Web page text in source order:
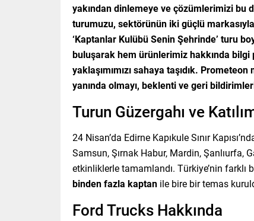
yakından dinlemeye ve çözümlerimizi bu
turumuzu, sektörünün iki güçlü
‘Kaptanlar Kulübü Senin Şehrinde’ turu
buluşarak hem ürünlerimiz hakkında bilgi
yaklaşımımızı sahaya taşıdık.
yanında olmayı, beklenti ve geri
Turun Güzergahı ve
24 Nisan’da Edirne Kapıkule Sınır
Samsun, Şırnak Habur, Mardin, Şanlıurfa,
etkinliklerle tamamlandı. Türkiye’nin farklı
binden fazla kaptan ile bire bir temas
Ford Trucks Hakkında